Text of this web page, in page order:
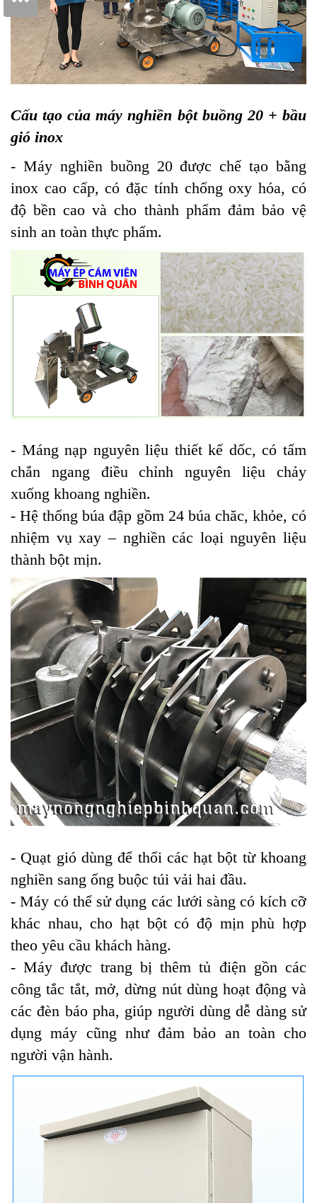
Cấu tạo của máy nghiền bột buồng 20 + bầu
gió inox
- Máy nghiền buồng 20 được chế tạo bằng
inox cao cấp, có đặc tính chống oxy hóa, có
độ bền cao và cho thành phẩm đảm bảo vệ
sinh an toàn thực phẩm.
- Máng nạp nguyên liệu thiết kế dốc, có tấm
chắn ngang điều chỉnh nguyên liệu chảy
xuống khoang nghiền.
- Hệ thống búa đập gồm 24 búa chăc, khỏe, có
nhiệm vụ xay – nghiền các loại nguyên liệu
thành bột mịn.
- Quạt gió dùng để thổi các hạt bột từ khoang
nghiền sang ống buộc túi vải hai đầu.
- Máy có thể sử dụng các lưới sàng có kích cỡ
khác nhau, cho hạt bột có độ mịn phù hợp
theo yêu cầu khách hàng.
- Máy được trang bị thêm tủ điện gồn các
công tắc tắt, mở, dừng nút dùng hoạt động và
các đèn báo pha, giúp người dùng dễ dàng sử
dụng máy cũng như đảm bảo an toàn cho
người vận hành.